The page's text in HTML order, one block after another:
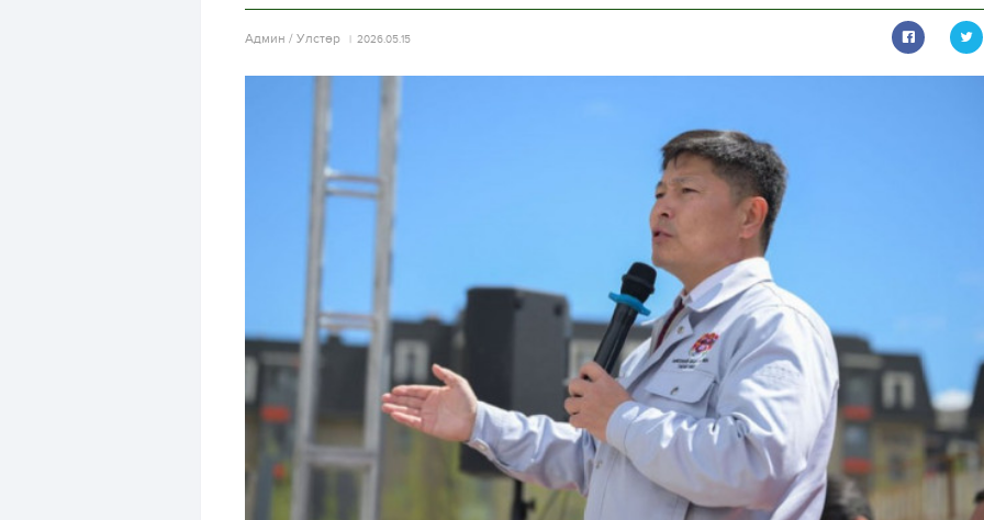
Aдмин / Улстөр 2026.05.15